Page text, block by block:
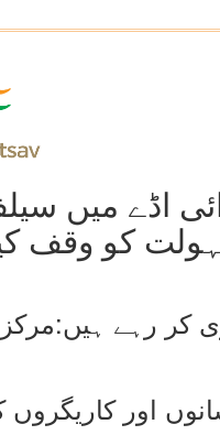
اڈے میں
کو وقف
تیاری کر رہے
اور کاریگروں